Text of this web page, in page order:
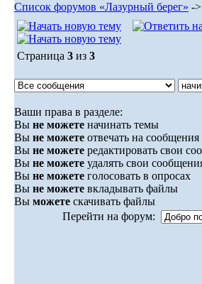
Список форумов «Лазурный берег» ->
Страница 3 из 3
Ваши права в разделе:
Вы не можете начинать темы
Вы не можете отвечать на сообщения
Вы не можете редактировать свои
Вы не можете удалять свои
Вы не можете голосовать в опросах
Вы не можете вкладывать файлы
Вы можете скачивать файлы
Перейти на форум: